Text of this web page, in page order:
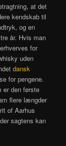
at det
kendskab til
og en
år. Hvis man
for
uden
dansk
for pengene.
er den første
flere længder
of Aarhus
sagtens kan